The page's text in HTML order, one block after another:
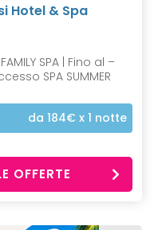
Hotel & Spa
SPA | Fino al –
SPA SUMMER
da 184€ x 1 notte
OFFERTE